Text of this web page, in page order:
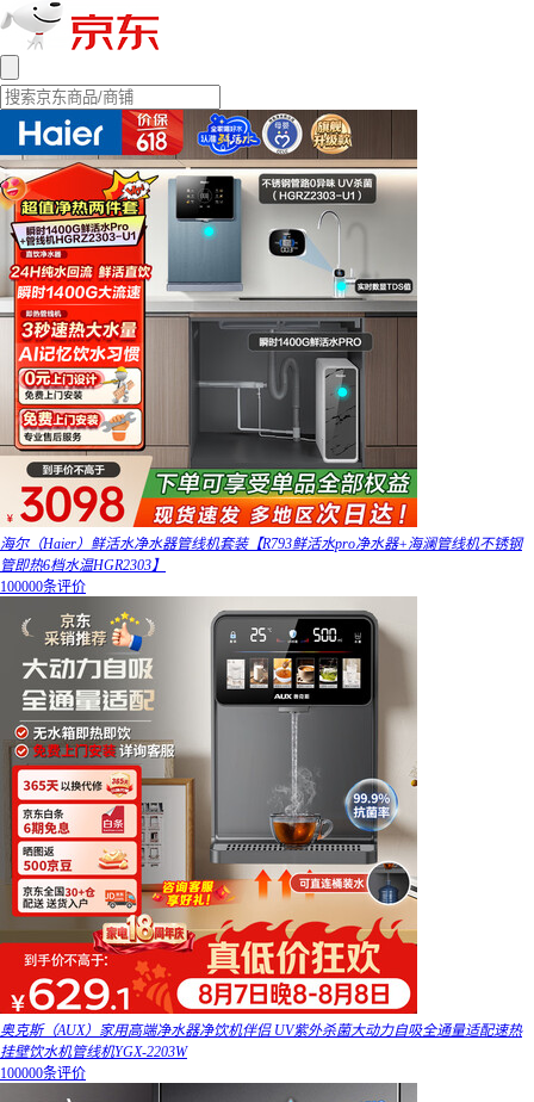
海尔（Haier）鲜活水净水器管线机套装【R793鲜活水pro净水器+海澜管线机不锈钢
管即热6档水温HGR2303】
100000条评价
奥克斯（AUX）家用高端净水器净饮机伴侣 UV紫外杀菌大动力自吸全通量适配速热
挂壁饮水机管线机YGX-2203W
100000条评价